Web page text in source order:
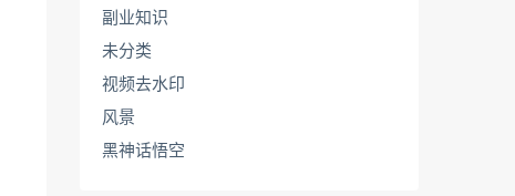
副业知识
未分类
视频去水印
风景
黑神话悟空